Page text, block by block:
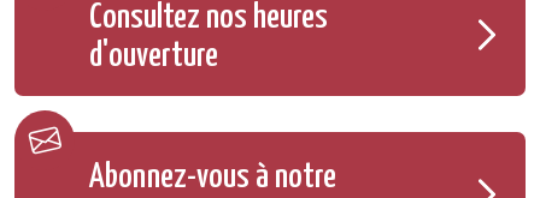
Consultez nos heures
d'ouverture
Abonnez-vous à notre